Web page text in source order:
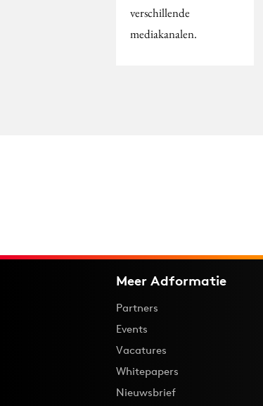
verschillende
mediakanalen.
Meer Adformatie
Partners
Events
Vacatures
Whitepapers
Nieuwsbrief